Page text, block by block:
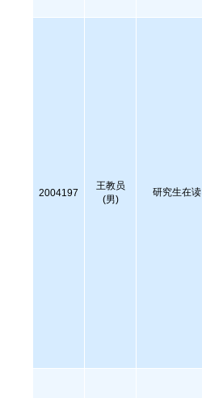
2004197
王教员
(男)
研究生在读